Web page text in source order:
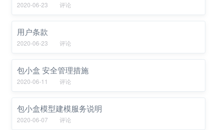
2020-06-23 评论
用户条款
2020-06-23 评论
包小盒 安全管理措施
2020-06-11 评论
包小盒模型建模服务说明
2020-06-07 评论